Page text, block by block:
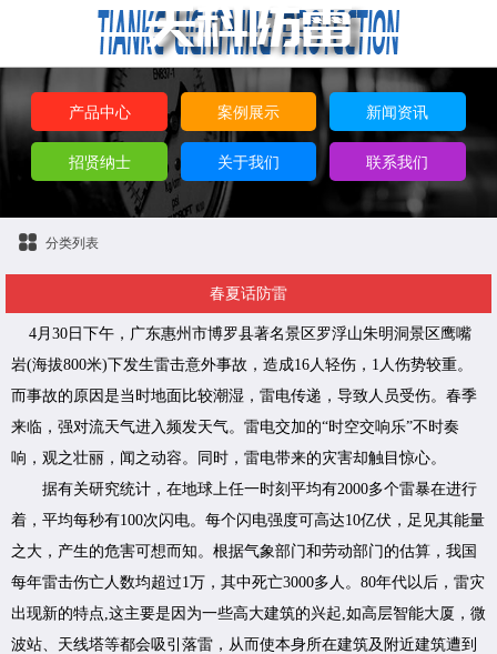
产品中心 案例展示 新闻资讯
招贤纳士 关于我们 联系我们
分类列表
春夏话防雷
4月30日下午，广东惠州市博罗县著名景区罗浮山朱明洞景区鹰嘴
岩(海拔800米)下发生雷击意外事故，造成16人轻伤，1人伤势较重。
而事故的原因是当时地面比较潮湿，雷电传递，导致人员受伤。春季
来临，强对流天气进入频发天气。雷电交加的“时空交响乐”不时奏
响，观之壮丽，闻之动容。同时，雷电带来的灾害却触目惊心。
据有关研究统计，在地球上任一时刻平均有2000多个雷暴在进行
着，平均每秒有100次闪电。每个闪电强度可高达10亿伏，足见其能量
之大，产生的危害可想而知。根据气象部门和劳动部门的估算，我国
每年雷击伤亡人数均超过1万，其中死亡3000多人。80年代以后，雷灾
出现新的特点,这主要是因为一些高大建筑的兴起,如高层智能大厦，微
波站、天线塔等都会吸引落雷，从而使本身所在建筑及附近建筑遭到